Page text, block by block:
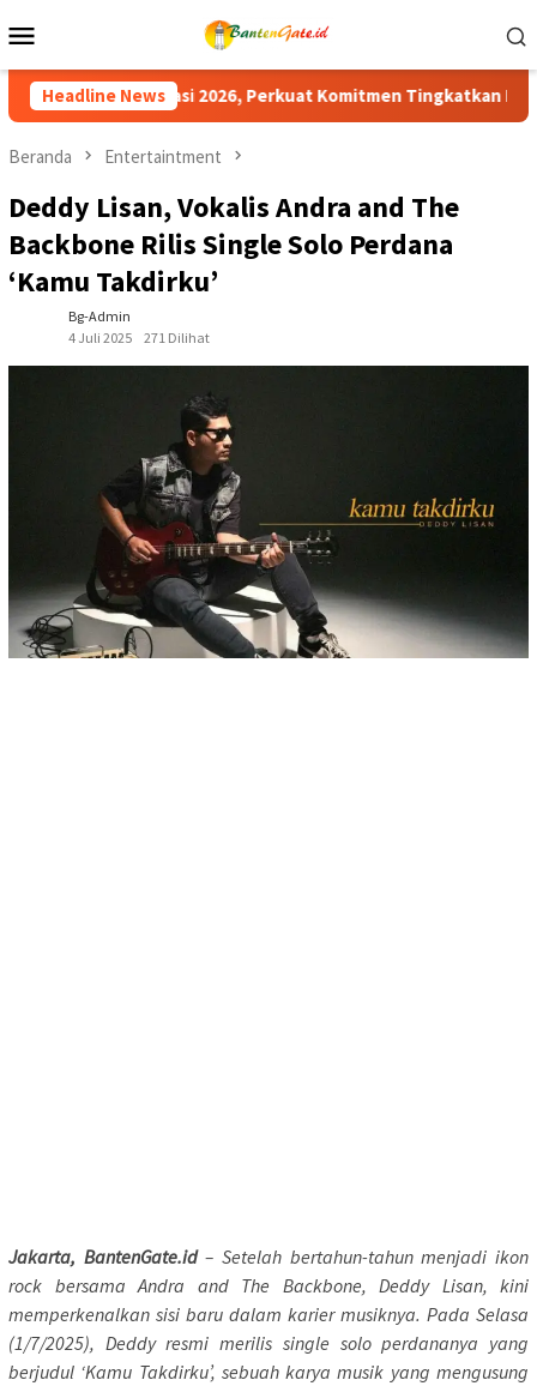
ke
Mobile
Headline News
Komitmen Tingkatkan Pelayanan Publik
Beranda Entertaintment
Deddy Lisan, Vokalis Andra and The
Backbone Rilis Single Solo Perdana
‘Kamu Takdirku’
Bg-Admin
4 Juli 2025
271 Dilihat
Jakarta, BantenGate.id– Setelah bertahun-tahun menjadi ikon
rock bersama Andra and The Backbone, Deddy Lisan, kini
memperkenalkan sisi baru dalam karier musiknya. Pada Selasa
(1/7/2025), Deddy resmi merilis single solo perdananya yang
berjudul ‘Kamu Takdirku’, sebuah karya musik yang mengusung